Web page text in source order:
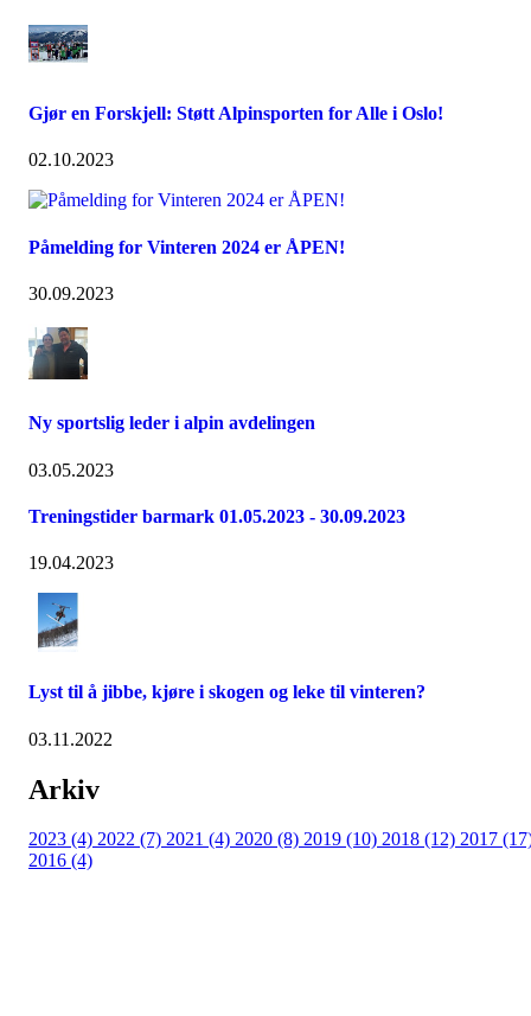
Gjør en Forskjell: Støtt Alpinsporten for Alle i Oslo!
02.10.2023
Påmelding for Vinteren 2024 er ÅPEN!
30.09.2023
Ny sportslig leder i alpin avdelingen
03.05.2023
Treningstider barmark 01.05.2023 - 30.09.2023
19.04.2023
Lyst til å jibbe, kjøre i skogen og leke til vinteren?
03.11.2022
Arkiv
2023 (4) 2022 (7) 2021 (4) 2020 (8) 2019 (10) 2018 (12) 2017
2016 (4)